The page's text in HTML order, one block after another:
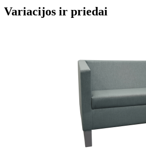
Variacijos ir priedai